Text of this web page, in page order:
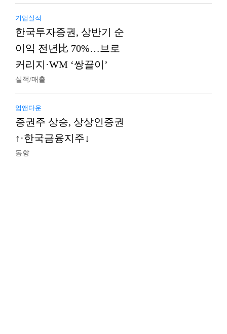
기업실적
한국투자증권, 상반기 순
이익 전년比 70%…브로
커리지·WM ‘쌍끌이’
실적/매출
업앤다운
증권주 상승, 상상인증권
↑·한국금융지주↓
동향